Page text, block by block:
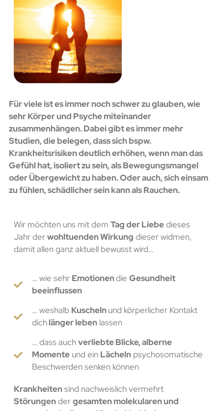
Für viele ist es immer noch schwer zu glauben, wie
sehr Körper und Psyche miteinander
zusammenhängen. Dabei gibt es immer mehr
Studien, die belegen, dass sich bspw.
Krankheitsrisiken deutlich erhöhen, wenn man das
Gefühl hat, isoliert zu sein, als Bewegungsmangel
oder Übergewicht zu haben. Oder auch, sich einsam
zu fühlen, schädlicher sein kann als Rauchen.
Wir möchten uns mit dem Tag der Liebedieses
Jahr derwohltuenden Wirkung dieser widmen,
damit allen ganz aktuell bewusst wird…
… wie sehr EmotionendieGesundheit
beeinflussen
… weshalb Kuschelnund körperlicher Kontakt
dichlänger leben lassen
… dass auchverliebte Blicke, alberne
Momente und ein Lächeln psychosomatische
Beschwerden senken können
Krankheitensind nachweislich vermehrt
Störungendergesamten molekularen und